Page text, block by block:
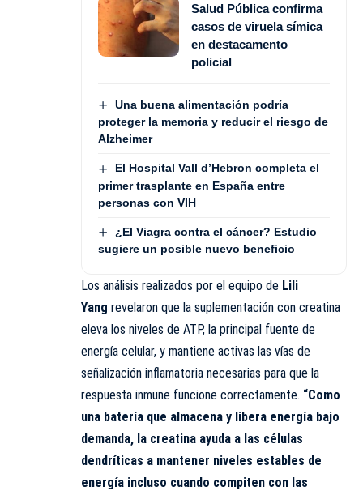
Salud Pública confirma
casos de viruela símica
en destacamento
policial
Una buena alimentación podría
proteger la memoria y reducir el riesgo de
Alzheimer
El Hospital Vall d’Hebron completa el
primer trasplante en España entre
personas con VIH
¿El Viagra contra el cáncer? Estudio
sugiere un posible nuevo beneficio
Los análisis realizados por el equipo de Lili
Yang revelaron que la suplementación con creatina
eleva los niveles de ATP, la principal fuente de
energía celular, y mantiene activas las vías de
señalización inflamatoria necesarias para que la
respuesta inmune funcione correctamente. “Como
una batería que almacena y libera energía bajo
demanda, la creatina ayuda a las células
dendríticas a mantener niveles estables de
energía incluso cuando compiten con las